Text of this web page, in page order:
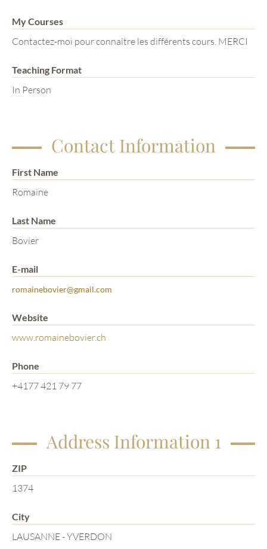
My Courses
Contactez-moi pour connaître les différents cours. MERCI
Teaching Format
In Person
Contact Information
First Name
Romaine
Last Name
Bovier
E-mail
romainebovier@gmail.com
Website
www.romainebovier.ch
Phone
+4177 421 79 77
Address Information 1
ZIP
1374
City
LAUSANNE - YVERDON